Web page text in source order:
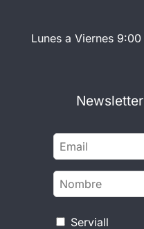
Lunes a Viernes
Serviall